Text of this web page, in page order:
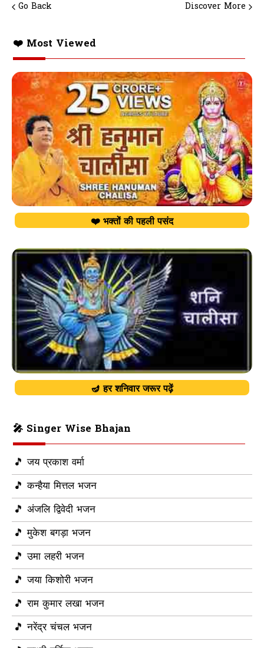
Go Back Discover More
❤️ Most Viewed
❤️ भक्तों की पहली पसंद
🪔 हर शनिवार जरूर पढ़ें
🎤 Singer Wise Bhajan
🎵 जय प्रकाश वर्मा
🎵 कन्हैया मित्तल भजन
🎵 अंजलि द्विवेदी भजन
🎵 मुकेश बगड़ा भजन
🎵 उमा लहरी भजन
🎵 जया किशोरी भजन
🎵 राम कुमार लखा भजन
🎵 नरेंद्र चंचल भजन